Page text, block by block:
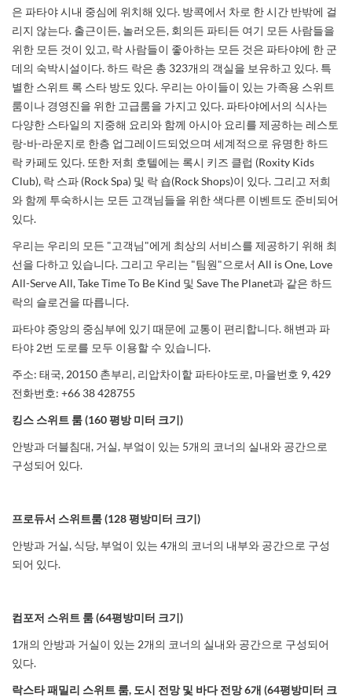
은 파타야 시내 중심에 위치해 있다. 방콕에서 차로 한 시간 반밖에 걸
리지 않는다. 출근이든, 놀러오든, 회의든 파티든 여기 모든 사람들을
위한 모든 것이 있고, 락 사람들이 좋아하는 모든 것은 파타야에 한 군
데의 숙박시설이다. 하드 락은 총 323개의 객실을 보유하고 있다. 특
별한 스위트 록 스타 방도 있다. 우리는 아이들이 있는 가족용 스위트
룸이나 경영진을 위한 고급룸을 가지고 있다. 파타야에서의 식사는
다양한 스타일의 지중해 요리와 함께 아시아 요리를 제공하는 레스토
랑-바-라운지로 한층 업그레이드되었으며 세계적으로 유명한 하드
락 카페도 있다. 또한 저희 호텔에는 록시 키즈 클럽 (Roxity Kids
Club), 락 스파 (Rock Spa) 및 락 숍(Rock Shops)이 있다. 그리고 저희
와 함께 투숙하시는 모든 고객님들을 위한 색다른 이벤트도 준비되어
있다.
우리는 우리의 모든 "고객님"에게 최상의 서비스를 제공하기 위해 최
선을 다하고 있습니다. 그리고 우리는 "팀원"으로서 All is One, Love
All-Serve All, Take Time To Be Kind 및 Save The Planet과 같은 하드
락의 슬로건을 따릅니다.
파타야 중앙의 중심부에 있기 때문에 교통이 편리합니다. 해변과 파
타야 2번 도로를 모두 이용할 수 있습니다.
주소: 태국, 20150 촌부리, 리압차이핱 파타야도로, 마을번호 9, 429
전화번호: +66 38 428755
킹스 스위트 룸(160평방 미터 크기 )
안방과 더블침대, 거실, 부엌이 있는 5개의 코너의 실내와 공간으로
구성되어 있다.
프로듀서 스위트룸(128평방미터 크기 )
안방과 거실, 식당, 부엌이 있는 4개의 코너의 내부와 공간으로 구성
되어 있다.
컴포저 스위트 룸(64평방미터 크기 )
1개의 안방과 거실이 있는 2개의 코너의 실내와 공간으로 구성되어
있다.
락스타패밀리 스위트 룸, 도시 전망 및 바다 전망6개 (64평방미터 크